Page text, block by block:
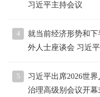
习近平主持会议
4
就当前经济形势和
外人士座谈会 习近
5
习近平出席2026世
治理高级别会议开